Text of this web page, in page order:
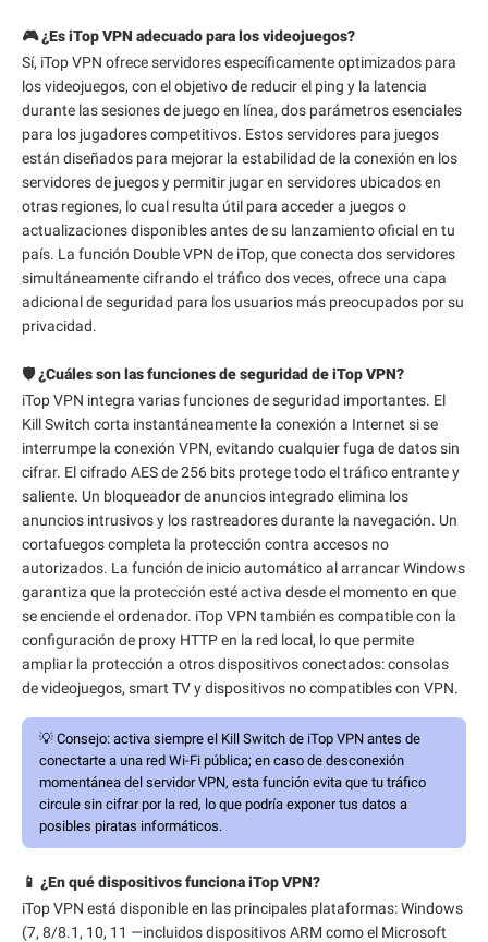
🎮 ¿Es iTop VPN adecuado para los videojuegos?
Sí, iTop VPN ofrece servidores específicamente optimizados para
los videojuegos, con el objetivo de reducir el ping y la latencia
durante las sesiones de juego en línea, dos parámetros esenciales
para los jugadores competitivos. Estos servidores para juegos
están diseñados para mejorar la estabilidad de la conexión en los
servidores de juegos y permitir jugar en servidores ubicados en
otras regiones, lo cual resulta útil para acceder a juegos o
actualizaciones disponibles antes de su lanzamiento oficial en tu
país. La función Double VPN de iTop, que conecta dos servidores
simultáneamente cifrando el tráfico dos veces, ofrece una capa
adicional de seguridad para los usuarios más preocupados por su
privacidad.
🛡️ ¿Cuáles son las funciones de seguridad de iTop VPN?
iTop VPN integra varias funciones de seguridad importantes. El
Kill Switch corta instantáneamente la conexión a Internet si se
interrumpe la conexión VPN, evitando cualquier fuga de datos sin
cifrar. El cifrado AES de 256 bits protege todo el tráfico entrante y
saliente. Un bloqueador de anuncios integrado elimina los
anuncios intrusivos y los rastreadores durante la navegación. Un
cortafuegos completa la protección contra accesos no
autorizados. La función de inicio automático al arrancar Windows
garantiza que la protección esté activa desde el momento en que
se enciende el ordenador. iTop VPN también es compatible con la
configuración de proxy HTTP en la red local, lo que permite
ampliar la protección a otros dispositivos conectados: consolas
de videojuegos, smart TV y dispositivos no compatibles con VPN.
💡 Consejo: activa siempre el Kill Switch de iTop VPN antes de
conectarte a una red Wi-Fi pública; en caso de desconexión
momentánea del servidor VPN, esta función evita que tu tráfico
circule sin cifrar por la red, lo que podría exponer tus datos a
posibles piratas informáticos.
📱 ¿En qué dispositivos funciona iTop VPN?
iTop VPN está disponible en las principales plataformas: Windows
(7, 8/8.1, 10, 11 —incluidos dispositivos ARM como el Microsoft